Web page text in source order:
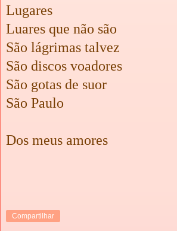
Lugares
Luares que não são
São lágrimas talvez
São discos voadores
São gotas de suor
São Paulo
Dos meus amores
Compartilhar